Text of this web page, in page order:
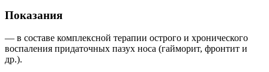
Показания
— в составе комплексной терапии острого и хронического
воспаления придаточных пазух носа (гайморит, фронтит и
др.).